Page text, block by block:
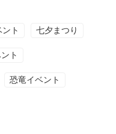
ト 七夕まつり
ト
恐竜イベント